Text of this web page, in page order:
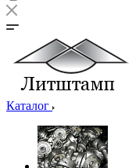
Каталог